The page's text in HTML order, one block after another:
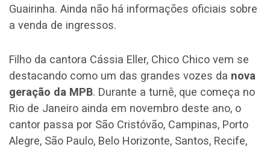
Guairinha. Ainda não há informações oficiais sobre
a venda de ingressos.
Filho da cantora Cássia Eller, Chico Chico vem se
destacando como um das grandes vozes da nova
geração da MPB. Durante a turnê, que começa no
Rio de Janeiro ainda em novembro deste ano, o
cantor passa por São Cristóvão, Campinas, Porto
Alegre, São Paulo, Belo Horizonte, Santos, Recife,